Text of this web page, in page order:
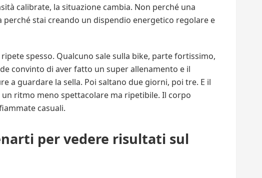
calibrate, la situazione cambia. Non perché una
perché stai creando un dispendio energetico regolare e
ripete spesso. Qualcuno sale sulla bike, parte fortissimo,
convinto di aver fatto un super allenamento e il
a guardare la sella. Poi saltano due giorni, poi tre. E il
ritmo meno spettacolare ma ripetibile. Il corpo
casuali.
per vedere risultati sul